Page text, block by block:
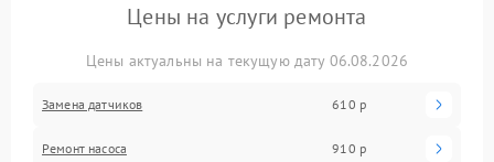
Цены на услуги ремонта
Цены актуальны на текущую дату 06.08.2026
Замена датчиков 610 р
Ремонт насоса 910 р